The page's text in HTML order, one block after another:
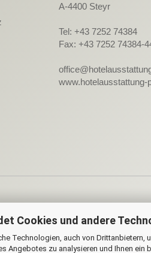
Cookies und andere
Technologien, auch von
Angebotes zu analysieren und Ihnen
A-4400 Steyr
Tel: +43 7252 74384
Fax: +43 7252 74384-
www.hotelausstattung-
Onlineshop